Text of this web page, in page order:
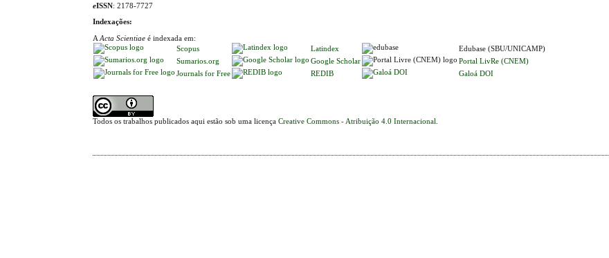
eISSN: 2178-7727
Indexações:
AActa Scientiaeé indexada em:
Scopus
Latindex
Edubase (SBU/UNICAMP)
Sumarios.org
Google Scholar
Portal LivRe (CNEM)
Journals for Free
REDIB Galoá DOI
Todos os trabalhos publicados aqui estão sob uma licençaCreative Commons - Atribuição 4.0 Internacional